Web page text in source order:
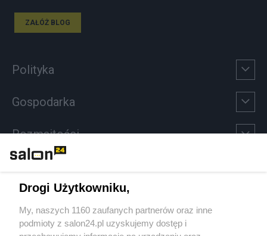
ZAŁÓŻ BLOG
Polityka
Gospodarka
Rozmaitości
Sport
Społeczeństwo
Drogi Użytkowniku,
My, naszych 1160 zaufanych partnerów oraz inne
podmioty z salon24.pl uzyskujemy dostęp i